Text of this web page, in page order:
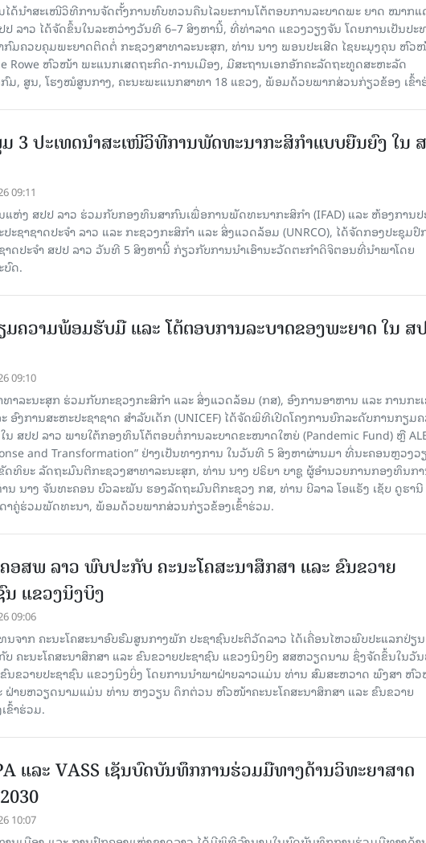
ໄດ້ນຳສະເໜີວິທີການຈັດຕັ້ງການທົບທວນຄືນໄລຍະການໂຕ້ຕອບການລະບາດພະ ຍາດ ໝາກແ
ປ ລາວ ໄດ້ຈັດຂຶ້ນໃນລະຫວ່າງວັນທີ 6–7 ສິງຫານີ້, ທີ່ທ່າລາດ ແຂວງວຽງຈັນ ໂດຍການເປັນປະ
ມຄວບຄຸມພະຍາດຕິດຕໍ່ ກະຊວງສາທາລະນະສຸກ, ທ່ານ ນາງ ພອນປະເສີດ ໄຊຍະມຸງຄຸນ ຫົວ
Rowe ຫົວໜ້າ ພະແນກເສດຖະກິດ-ການເມືອງ, ມີສະຖານເອກອັກຄະລັດຖະທູດສະຫະລັດ
ກົມ, ສູນ, ໂຮງໝໍສູນກາງ, ຄະນະພະແນກສາທາ 18 ແຂວງ, ພ້ອມດ້ວຍພາກສ່ວນກ່ຽວຂ້ອງ ເຂົ້າ
3 ປະເທດນຳສະເໜີວິທີການພັດທະນາກະສິກຳແບບຍືນຍົງ ໃນ
09:11
ແຫ່ງ ສປປ ລາວ ຮ່ວມກັບກອງທຶນສາກົນເພື່ອການພັດທະນາກະສິກຳ (IFAD) ແລະ ຫ້ອງການປ
ະຊາຊາດປະຈຳ ລາວ ແລະ ກະຊວງກະສິກຳ ແລະ ສິ່ງແວດລ້ອມ (UNRCO), ໄດ້ຈັດກອງປະຊຸມປຶ
ດປະຈຳ ສປປ ລາວ ວັນທີ 5 ສິງຫານີ້ ກ່ຽວກັບການນຳເອົານະວັດຕະກຳດິຈິຕອນທີ່ນຳພາໂດຍ
ບົດ.
ມຄວາມພ້ອມຮັບມື ແລະ ໂຕ້ຕອບການລະບາດຂອງພະຍາດ ໃນ ສ
09:10
ທາລະນະສຸກ ຮ່ວມກັບກະຊວງກະສິກຳ ແລະ ສິ່ງແວດລ້ອມ (ກສ), ອົງການອາຫານ ແລະ ການກະ
ະ ອົງການສະຫະປະຊາຊາດ ສໍາລັບເດັກ (UNICEF) ໄດ້ຈັດພິທີເປີດໂຄງການຍົກລະດັບການກຽມ
ສປປ ລາວ ພາຍໃຕ້ກອງທຶນໂຕ້ຕອບຕໍ່ການລະບາດຂະໜາດໃຫຍ່ (Pandemic Fund) ຫຼື
and Transformation” ຢ່າງເປັນທາງການ ໃນວັນທີ 5 ສິງຫາຜ່ານມາ ທີ່ນະຄອນຫຼວງວ
ດທິຍະ ລັດຖະມົນຕີກະຊວງສາທາລະນະສຸກ, ທ່ານ ນາງ ປຣິຍາ ບາຊູ ຜູ້ອຳນວຍການກອງທຶນກ
ນາງ ຈັນທະຄອນ ບົວລະພັນ ຮອງລັດຖະມົນຕີກະຊວງ ກສ, ທ່ານ ບີລາລ ໂອແຣັງ ເຊັບ ດູຮາ
າຄູ່ຮ່ວມພັດທະນາ, ພ້ອມດ້ວຍພາກສ່ວນກ່ຽວຂ້ອງເຂົ້າຮ່ວມ.
ອສພ ລາວ ພົບປະກັບ ຄະນະໂຄສະນາສຶກສາ ແລະ ຂົນຂວາຍ
ນ ແຂວງນິງບິງ
09:06
ນຈາກ ຄະນະໂຄສະນາອົບຮົມສູນກາງພັກ ປະຊາຊົນປະຕິວັດລາວ ໄດ້ເຄື່ອນໄຫວພົບປະແລກປ່ຽນ
ບ ຄະນະໂຄສະນາສຶກສາ ແລະ ຂົນຂວາຍປະຊາຊົນ ແຂວງນິງບິງ ສສຫວຽດນາມ ຊຶ່ງຈັດຂຶ້ນໃນວັ
ນຂວາຍປະຊາຊົນ ແຂວງນິງບິ່ງ ໂດຍການນຳພາຝ່າຍລາວແມ່ນ ທ່ານ ສົມສະຫວາດ ພົງສາ ຫົ
າຍຫວຽດນາມແມ່ນ ທ່ານ ຫງວຽນ ດຶກຕ່ວນ ຫົວໜ້າຄະນະໂຄສະນາສຶກສາ ແລະ ຂົນຂວາຍ
ຂົ້າຮ່ວມ.
ແລະ VASS ເຊັນບົດບັນທຶກການຮ່ວມມືທາງດ້ານວິທະຍາສາດ
10:07